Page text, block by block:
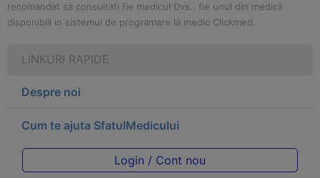
recomandat sa consultati fie medicul Dvs., fie unul din medicii
disponibili in sistemul de programare la medic Clickmed.
LINKURI RAPIDE
Despre noi
Cum te ajuta SfatulMedicului
Login / Cont nou